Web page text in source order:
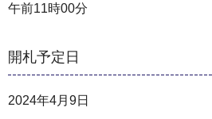
午前11時00分
開札予定日
2024年4月9日